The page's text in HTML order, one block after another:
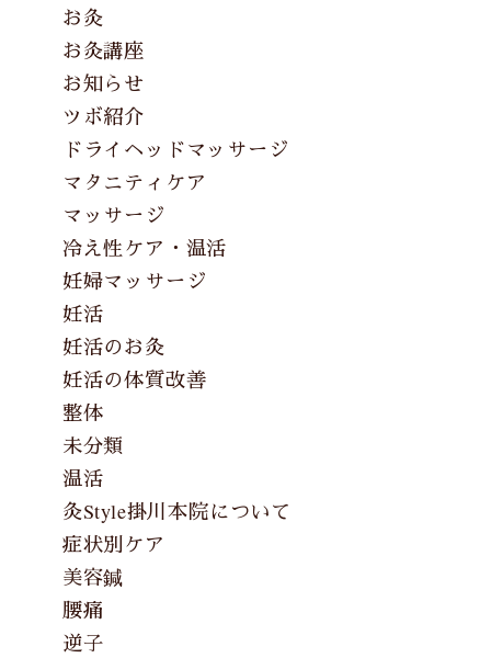
お灸
お灸講座
お知らせ
ツボ紹介
ドライヘッドマッサージ
マタニティケア
マッサージ
冷え性ケア・温活
妊婦マッサージ
妊活
妊活のお灸
妊活の体質改善
整体
未分類
温活
灸Style掛川本院について
症状別ケア
美容鍼
腰痛
逆子